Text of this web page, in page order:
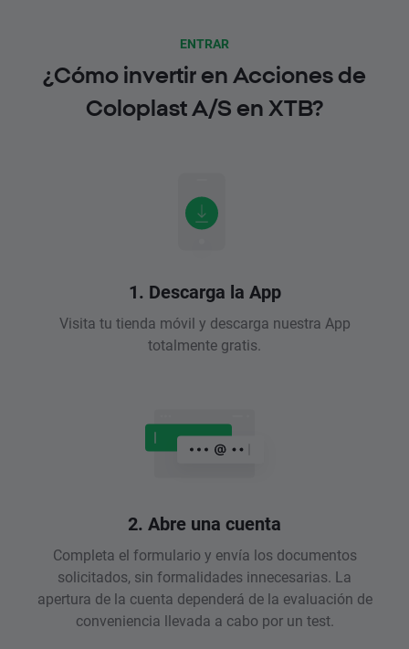
ENTRAR
¿Cómo invertir en Acciones de
Coloplast A/S en XTB?
1. Descarga la App
Visita tu tienda móvil y descarga nuestra App
totalmente gratis.
2. Abre una cuenta
Completa el formulario y envía los documentos
solicitados, sin formalidades innecesarias. La
apertura de la cuenta dependerá de la evaluación de
conveniencia llevada a cabo por un test.